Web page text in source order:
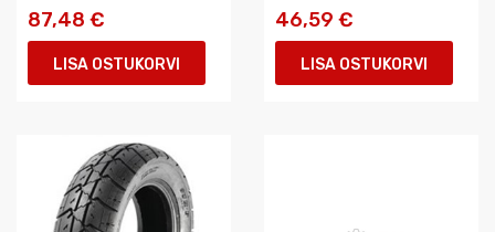
87,48 €
LISA OSTUKORVI
46,59 €
LISA OSTUKORVI